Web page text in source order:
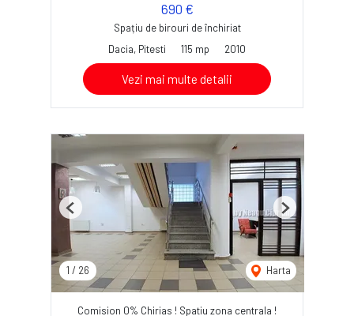
690 €
Spațiu de birouri de închiriat
Dacia, Pitesti
115 mp 2010
Vezi mai multe detalii
1 / 26 Harta
Previous Next
Comision 0% Chirias ! Spatiu zona centrala !